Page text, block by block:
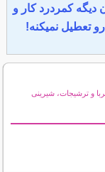
دیگه کمردرد کار و
تعطیل نمیکنه!
و ترشیجات، شیرینی